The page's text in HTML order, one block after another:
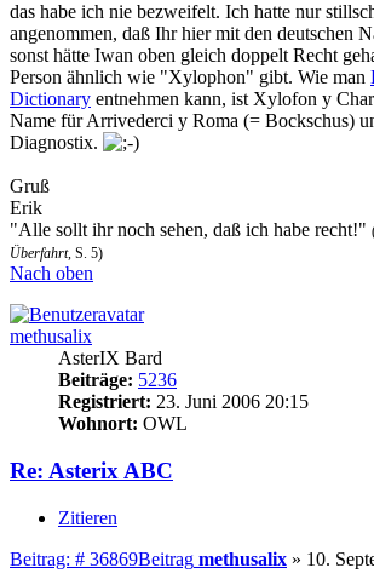
das habe ich nie bezweifelt. Ich hatte nur
angenommen, daß Ihr hier mit den deutschen
sonst hätte Iwan oben gleich doppelt Recht
Person ähnlich wie "Xylophon" gibt. Wie man
Dictionary entnehmen kann, ist Xylofon y
Name für Arrivederci y Roma (= Bockschus)
Diagnostix.
Gruß
Erik
"Alle sollt ihr noch sehen, daß ich habe recht!"
Überfahrt, S. 5)
Nach oben
methusalix
AsterIX Bard
Beiträge: 5236
Registriert: 23. Juni 2006 20:15
Wohnort: OWL
Re: Asterix ABC
Zitieren
Beitrag: # 36869Beitrag methusalix » 10.